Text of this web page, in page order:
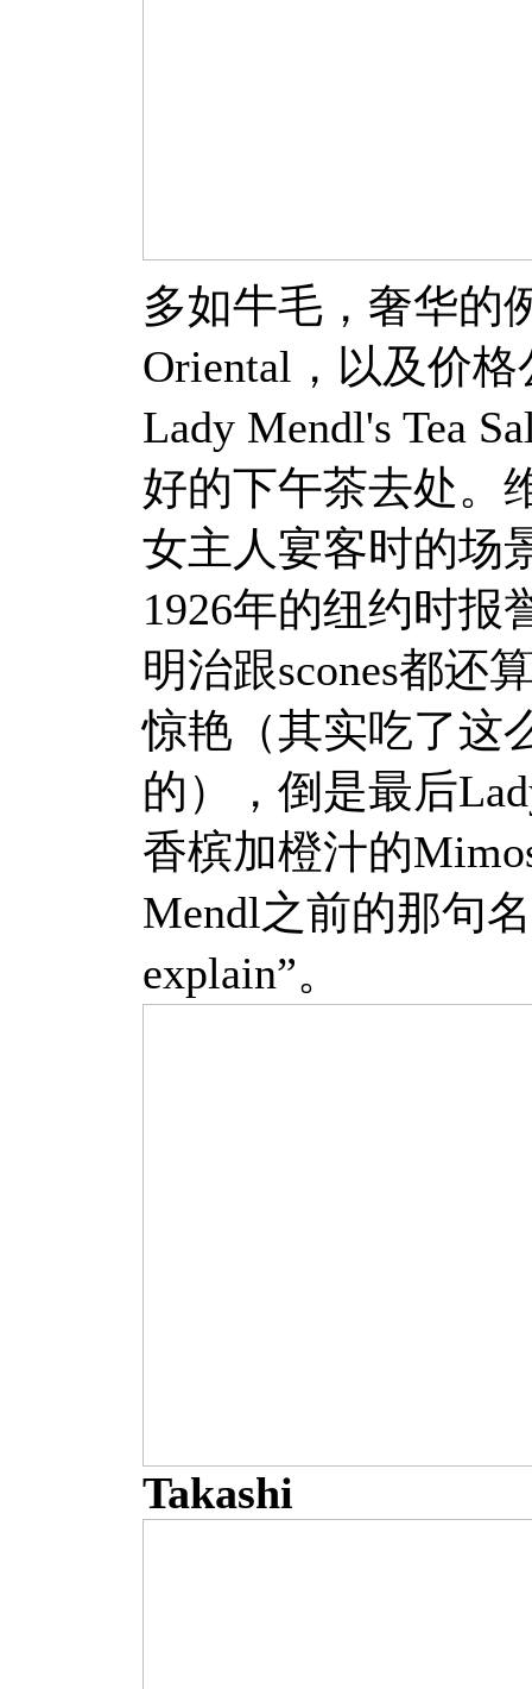
多如牛毛，奢华的
Oriental，以及价格
Lady Mendl's Tea
好的下午茶去处。
女主人宴客时的场
1926年的纽约时报
明治跟scones都还
惊艳（其实吃了这
的），倒是最后
香槟加橙汁的
Mendl之前的那句
explain”。
Takashi